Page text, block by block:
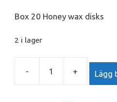
Box 20 Honey wax disks
2 i lager
-
BOX
+ Lägg